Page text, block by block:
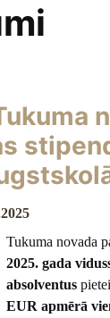
Tukuma novada
2025. gada
absolventus
EUR apmērā